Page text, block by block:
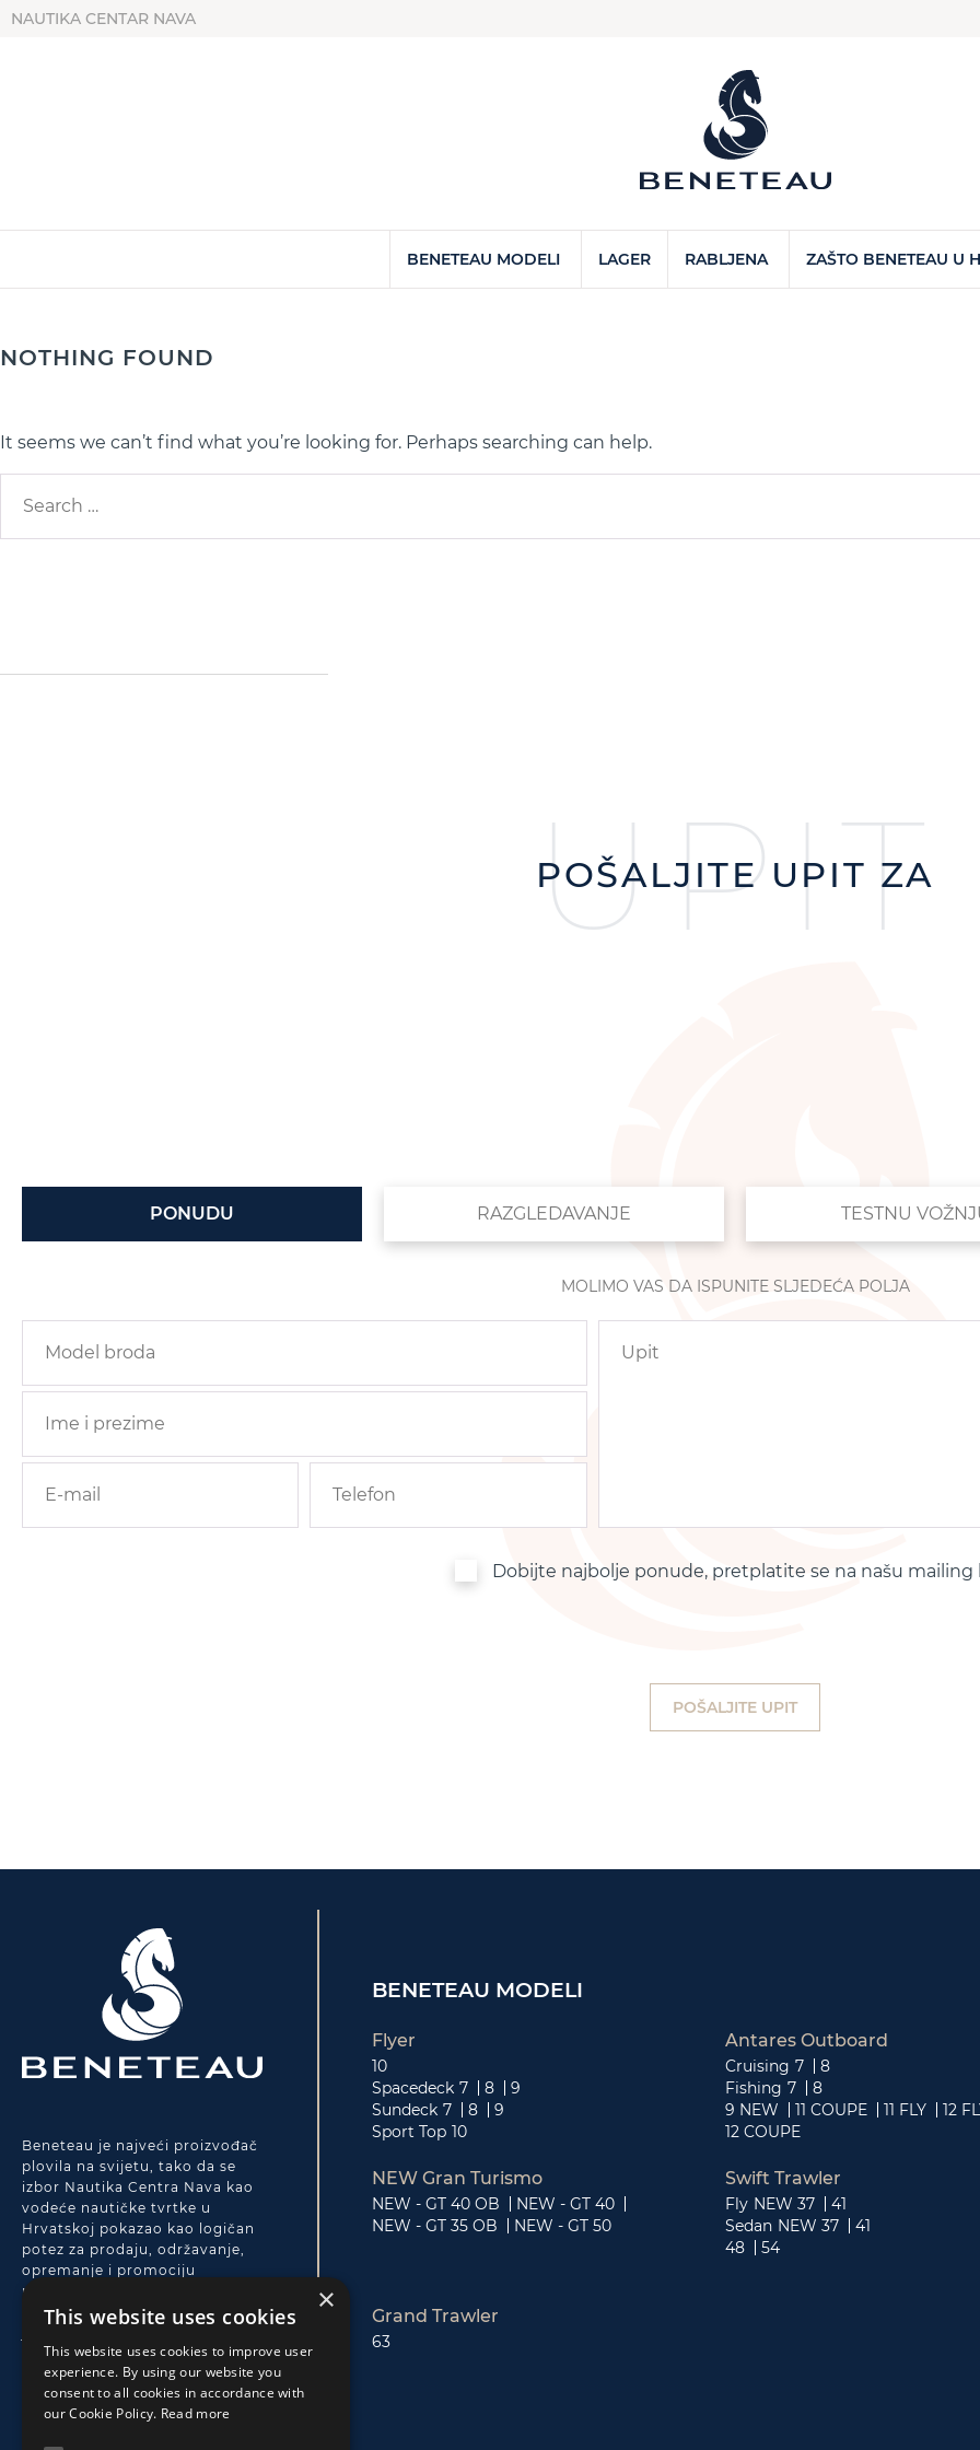
NAUTIKA CENTAR NAVA
BENETEAU MODELI LAGER RABLJENA ZAŠTO BENETEAU U
NOTHING FOUND
It seems we can’t find what you’re looking for. Perhaps searching can help.
POŠALJITE UPIT ZA
UPIT
PONUDU RAZGLEDAVANJE TESTNU
MOLIMO VAS DA ISPUNITE SLJEDEĆA POLJA
Dobijte najbolje ponude, pretplatite se na našu mailing
Beneteau je najveći proizvođač
plovila na svijetu, tako da se
izbor Nautika Centra Nava kao
vodeće nautičke tvrtke u
Hrvatskoj pokazao kao logičan
potez za prodaju, održavanje,
opremanje i promociju
motornih plovila. Beneteau
motornjaci su inovativni,
nautičare. Navina visoko
profesionalna potpora,
vrhunska post-prodajna i
servisna usluga jamče
BENETEAU MODELI
Flyer
10
Spacedeck 7 8
9
Sundeck 7 8
9
Sport Top 10
Antares Outboard
Cruising 7
8
Fishing 7
8
9 NEW
11 COUPE 11 FLY
12
12 COUPE
NEW Gran Turismo
NEW - GT 40 OB
NEW - GT 40
NEW - GT 35 OB
NEW - GT 50
Swift Trawler
Fly NEW 37
41
Sedan NEW 37
41
48
54
Grand Trawler
63
×
This website uses cookies
This website uses cookies to improve user
experience. By using our website you
consent to all cookies in accordance with
our Cookie Policy. Read more